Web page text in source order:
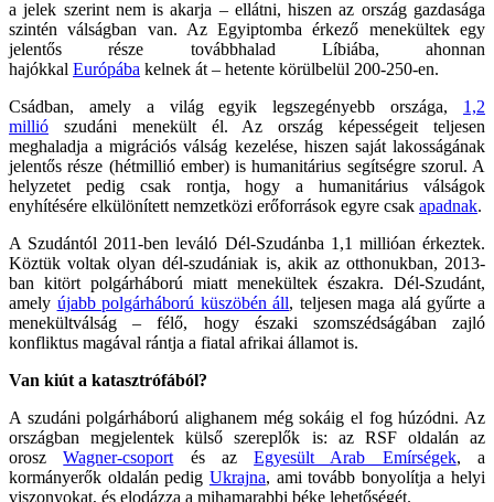
a jelek szerint nem is akarja – ellátni, hiszen az ország gazdasága
szintén válságban van. Az Egyiptomba érkező menekültek egy
jelentős része továbbhalad Líbiába, ahonnan
hajókkal Európába kelnek át – hetente körülbelül 200-250-en.
Csádban, amely a világ egyik legszegényebb országa, 1,2
millió szudáni menekült él. Az ország képességeit teljesen
meghaladja a migrációs válság kezelése, hiszen saját lakosságának
jelentős része (hétmillió ember) is humanitárius segítségre szorul. A
helyzetet pedig csak rontja, hogy a humanitárius válságok
enyhítésére elkülönített nemzetközi erőforrások egyre csak apadnak.
A Szudántól 2011-ben leváló Dél-Szudánba 1,1 millióan érkeztek.
Köztük voltak olyan dél-szudániak is, akik az otthonukban, 2013-
ban kitört polgárháború miatt menekültek északra. Dél-Szudánt,
amely újabb polgárháború küszöbén áll, teljesen maga alá gyűrte a
menekültválság – félő, hogy északi szomszédságában zajló
konfliktus magával rántja a fiatal afrikai államot is.
Van kiút a katasztrófából?
A szudáni polgárháború alighanem még sokáig el fog húzódni. Az
országban megjelentek külső szereplők is: az RSF oldalán az
oroszWagner-csoport és azEgyesült Arab Emírségek, a
kormányerők oldalán pedig Ukrajna, ami tovább bonyolítja a helyi
viszonyokat, és elodázza a mihamarabbi béke lehetőségét.